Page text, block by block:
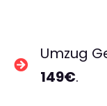
Umzug
149€.